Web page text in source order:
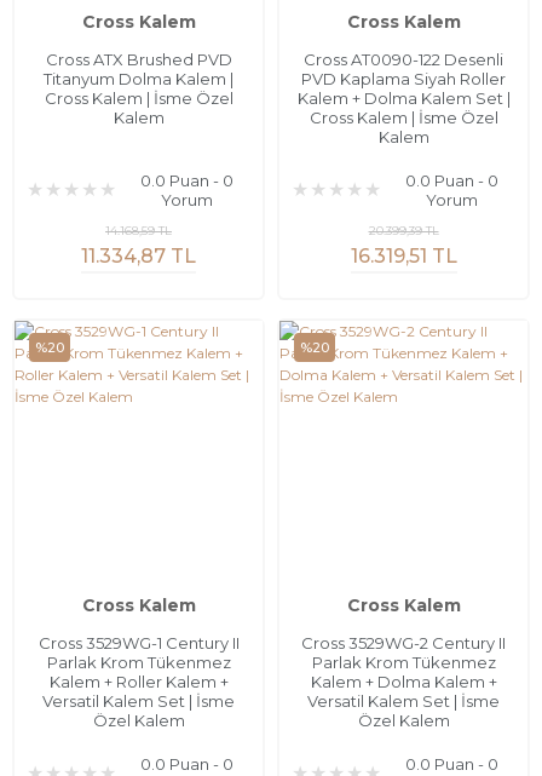
Cross Kalem
Cross ATX Brushed PVD
Titanyum Dolma Kalem |
Cross Kalem | İsme Özel
Kalem
0.0 Puan - 0
Yorum
11.334,87 TL
14.168,59 TL
Cross Kalem
Cross AT0090-122 Desenli
PVD Kaplama Siyah Roller
Kalem + Dolma Kalem Set |
Cross Kalem | İsme Özel
Kalem
0.0 Puan - 0
Yorum
16.319,51 TL
20.399,39 TL
%20
Cross Kalem
Cross 3529WG-1 Century II
Parlak Krom Tükenmez
Kalem + Roller Kalem +
Versatil Kalem Set | İsme
Özel Kalem
0.0 Puan - 0
%20
Cross Kalem
Cross 3529WG-2 Century II
Parlak Krom Tükenmez
Kalem + Dolma Kalem +
Versatil Kalem Set | İsme
Özel Kalem
0.0 Puan - 0